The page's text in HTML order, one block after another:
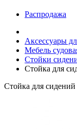
Распродажа
Аксессуары
Мебель
Стойки
Стойка для
Стойка для